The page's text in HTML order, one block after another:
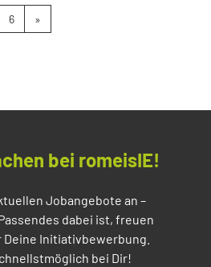
6 »
bei romeisIE!
Jobangebote an –
dabei ist, freuen
Deine Initiativbewerbung.
bei Dir!